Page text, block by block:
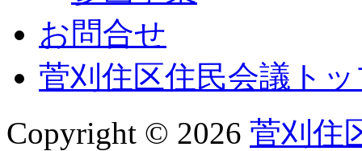
お問合せ
菅刈住区住民会議ト
Copyright © 2026 菅刈住